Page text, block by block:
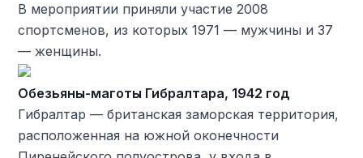
В мероприятии приняли участие 2008
спортсменов, из которых 1971 — мужчины и 37
— женщины.
Обезьяны-маготы Гибралтара, 1942 год
Гибралтар — британская заморская территория,
расположенная на южной оконечности